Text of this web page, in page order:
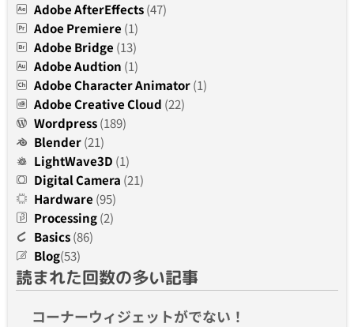
Adobe AfterEffects(47)
Adoe Premiere (1)
Adobe Bridge (13)
Adobe Audtion (1)
Adobe Character Animator(1)
Adobe Creative Cloud (22)
Wordpress(189)
Blender(21)
LightWave3D (1)
Digital Camera (21)
Hardware (95)
Processing(2)
Basics(86)
Blog(53)
読まれた回数の多い記事
コーナーウィジェットがでない！